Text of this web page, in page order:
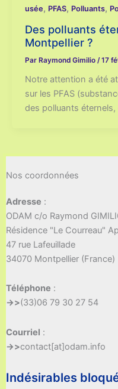
usée, PFAS, Polluants,
Des polluants
Montpellier ?
Par Raymond Gimilio /17
Notre attention a été
sur les PFAS
des polluants
Nos coordonnées
Adresse :
ODAM c/o Raymond
Résidence "Le Courreau"
47 rue Lafeuillade
34070 Montpellier (France)
Téléphone :
->>(33)06 79 30 27 54
Courriel :
->>contact[at]odam.info
Indésirables